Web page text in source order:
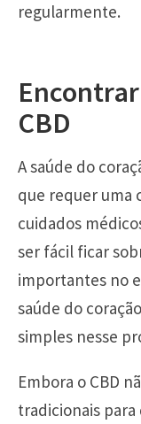
regularmente.
CBD
A saúde do
que requer uma
cuidados
ser fácil ficar
importantes no
saúde do
simples nesse
Embora o CBD
tradicionais para